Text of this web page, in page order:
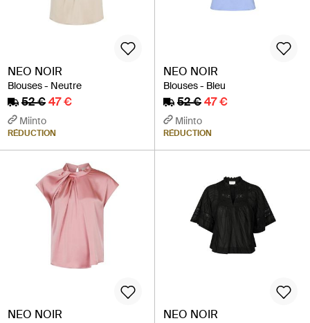
NEO NOIR
Blouses - Neutre
52 €47 €
Miinto
RÉDUCTION
NEO NOIR
Blouses - Bleu
52 €47 €
Miinto
RÉDUCTION
NEO NOIR NEO NOIR